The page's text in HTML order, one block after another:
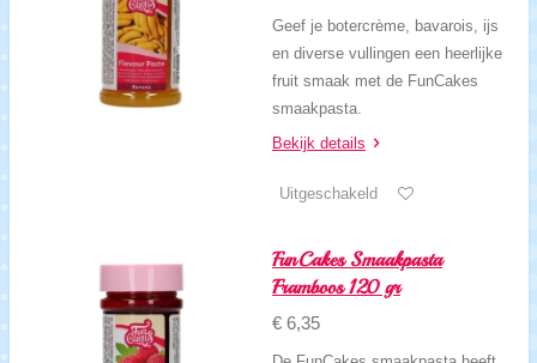
Geef je botercrème, bavarois, ijs
en diverse vullingen een heerlijke
fruit smaak met de FunCakes
smaakpasta.
Bekijk details
Uitgeschakeld
FunCakes Smaakpasta
Framboos 120 gr
€ 6,35